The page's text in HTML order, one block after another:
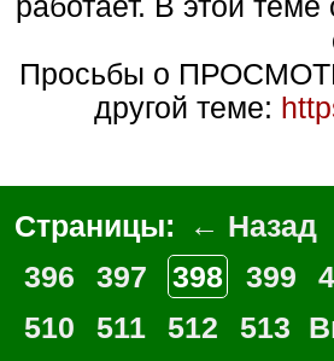
работает. В этой
Просьбы о
другой теме:
Страницы: ← Назад
396
397 398 399
510
511 512 513